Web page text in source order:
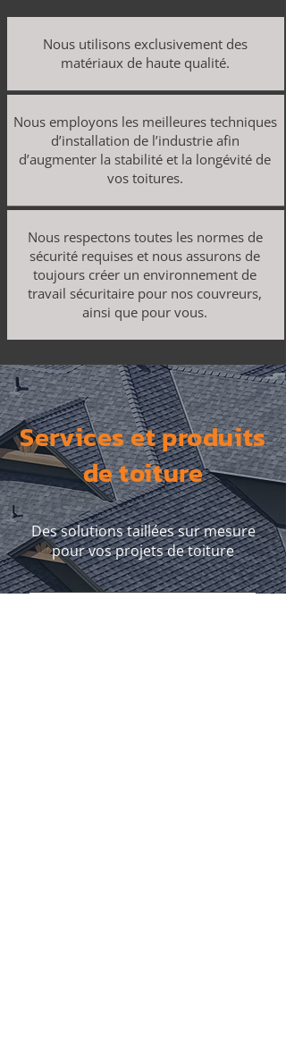
Nous utilisons exclusivement des
matériaux de haute qualité.
Nous employons les meilleures techniques
d’installation de l’industrie afin
d’augmenter la stabilité et la longévité de
vos toitures.
Nous respectons toutes les normes de
sécurité requises et nous assurons de
toujours créer un environnement de
travail sécuritaire pour nos couvreurs,
ainsi que pour vous.
Services et produits
de toiture
Des solutions taillées sur mesure
pour vos projets de toiture